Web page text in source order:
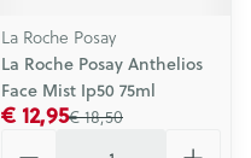
La Roche Posay
La Roche Posay Anthelios
Face Mist Ip50 75ml
€ 18,50
€ 12,95